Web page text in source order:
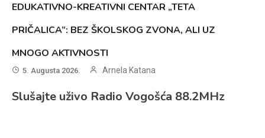
EDUKATIVNO-KREATIVNI CENTAR „TETA
PRIČALICA”: BEZ ŠKOLSKOG ZVONA, ALI UZ
MNOGO AKTIVNOSTI
5. Augusta 2026. Arnela Katana
Slušajte uživo Radio Vogošća 88.2MHz